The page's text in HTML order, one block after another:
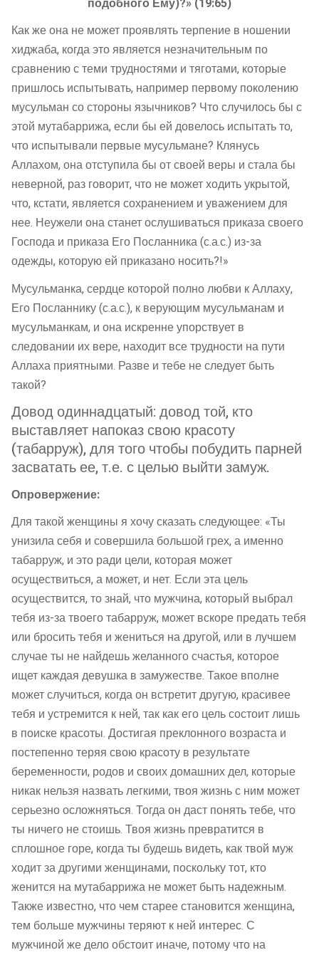
Как же она не может проявлять терпение в ношении
хиджаба, когда это является незначительным по
сравнению с теми трудностями и тяготами, которые
пришлось испытывать, например первому поколению
мусульман со стороны язычников? Что случилось бы с
этой мутабаррижа, если бы ей довелось испытать то,
что испытывали первые мусульмане? Клянусь
Аллахом, она отступила бы от своей веры и стала бы
неверной, раз говорит, что не может ходить укрытой,
что, кстати, является сохранением и уважением для
нее. Неужели она станет ослушиваться приказа своего
Господа и приказа Его Посланника (с.а.с.) из-за
одежды, которую ей приказано носить?!»
Мусульманка, сердце которой полно любви к Аллаху,
Его Посланнику (с.а.с.), к верующим мусульманам и
мусульманкам, и она искренне упорствует в
следовании их вере, находит все трудности на пути
Аллаха приятными. Разве и тебе не следует быть
такой?
Довод одиннадцатый: довод той, кто
выставляет напоказ свою красоту
(табарруж), для того чтобы побудить парней
засватать ее, т.е. с целью выйти замуж.
Опровержение:
Для такой женщины я хочу сказать следующее: «Ты
унизила себя и совершила большой грех, а именно
табарруж, и это ради цели, которая может
осуществиться, а может, и нет. Если эта цель
осуществится, то знай, что мужчина, который выбрал
тебя из-за твоего табарруж, может вскоре предать тебя
или бросить тебя и жениться на другой, или в лучшем
случае ты не найдешь желанного счастья, которое
ищет каждая девушка в замужестве. Такое вполне
может случиться, когда он встретит другую, красивее
тебя и устремится к ней, так как его цель состоит лишь
в поиске красоты. Достигая преклонного возраста и
постепенно теряя свою красоту в результате
беременности, родов и своих домашних дел, которые
никак нельзя назвать легкими, твоя жизнь с ним может
серьезно осложняться. Тогда он даст понять тебе, что
ты ничего не стоишь. Твоя жизнь превратится в
сплошное горе, когда ты будешь видеть, как твой муж
ходит за другими женщинами, поскольку тот, кто
женится на мутабаррижа не может быть надежным.
Также известно, что чем старее становится женщина,
тем больше мужчины теряют к ней интерес. С
мужчиной же дело обстоит иначе, потому что на